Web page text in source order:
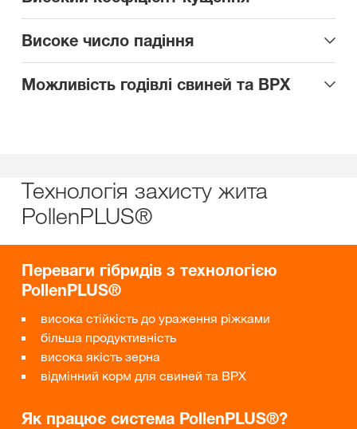
Високе число падіння
Можливість годівлі свиней та ВРХ
Технологія захисту жита
PollenPLUS®
Переваги гібридів з технологією
PollenPLUS®
висока стійкість до ураження ріжками
більша продуктивність
висока якість зерна
відмінний корм для свиней та ВРХ
Як працює система PollenPLUS®?